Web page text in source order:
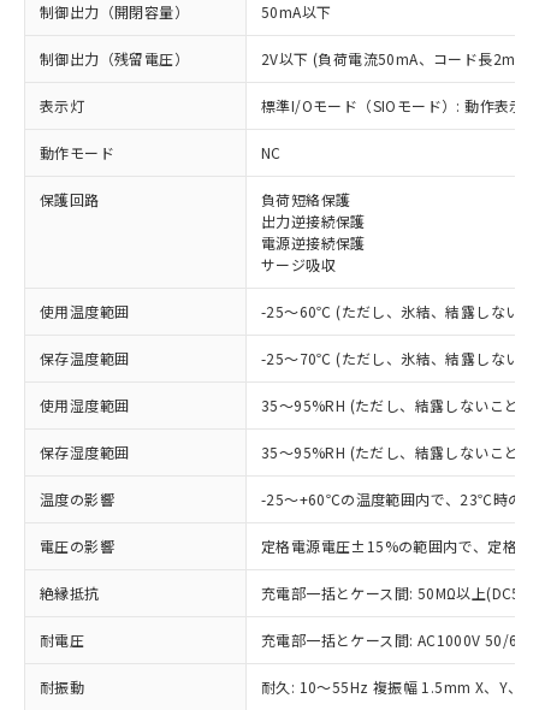
制御出力（開閉容量） 50mA以下
制御出力（残留電圧） 2V以下 (負荷電流50mA、コード長2m時)
表示灯 標準I/Oモード（SIOモード）: 動作表示
動作モード NC
保護回路
負荷短絡保護
出力逆接続保護
電源逆接続保護
サージ吸収
使用温度範囲 -25～60℃ (ただし、氷結、結露しないこ
保存温度範囲 -25～70℃ (ただし、氷結、結露しないこ
使用湿度範囲 35～95%RH (ただし、結露しないこと)
保存湿度範囲 35～95%RH (ただし、結露しないこと)
温度の影響 -25～+60℃の温度範囲内で、23℃時の
電圧の影響 定格電源電圧±15%の範囲内で、定格
絶縁抵抗 充電部一括とケース間: 50MΩ以上
耐電圧 充電部一括とケース間: AC1000V 50/
耐振動 耐久: 10～55Hz 複振幅 1.5mm X、Y、Z
ご利用条件
ご利用ください。
本サービスは、当社制御機器事業取扱
商品の当社在庫状況および標準価格
(税抜)を提供させていただくもので
本サービスの対象外となる商品もある
ことをご了承ください。
在庫状況および標準価格照会結果は、
※1 対応状況
対応済み：EU RoHS指令（10物質）の
非含有に対応した製品が提供可能な商品で
す。
有に対応した製品に切り替える予定のある
商品です。
対応予定なし：EU RoHS指令（10物質）の
非含有に非対応の商品で、対応品を出す予
調査・確認中：EU RoHS指令（10物質）の
非含有の対応状況を調査中または確認中の
商品です。
非該当品：ライセンス料など無形物で、有
害物質有無と関係のない商品です。
仕入先様の事情により、非含有部品として
いたものが、含有品と判明した場合などや
※1 中国RoHS○×表
「○」：最大均質材料含有率が中国RoHSの
基準値以下であることを示します。
「×」：最大均質材料含有率が中国RoHSの
基準値を超えていることを示します。
「－」：未確認です。当社販売部門へお問
当社は、これら貴社製品のうち、外国
為替および外国貿易法に定める商品